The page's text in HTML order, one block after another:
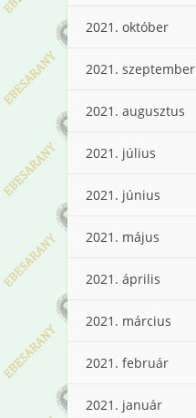
2021. október
2021. szeptember
2021. augusztus
2021. július
2021. június
2021. május
2021. április
2021. március
2021. február
2021. január